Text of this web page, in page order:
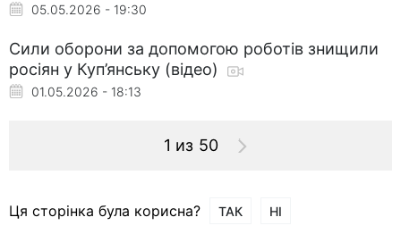
05.05.2026 - 19:30
Сили оборони за допомогою роботів знищили
росіян у Куп’янську (відео)
01.05.2026 - 18:13
1 из 50
Ця сторінка була корисна? ТАК НІ